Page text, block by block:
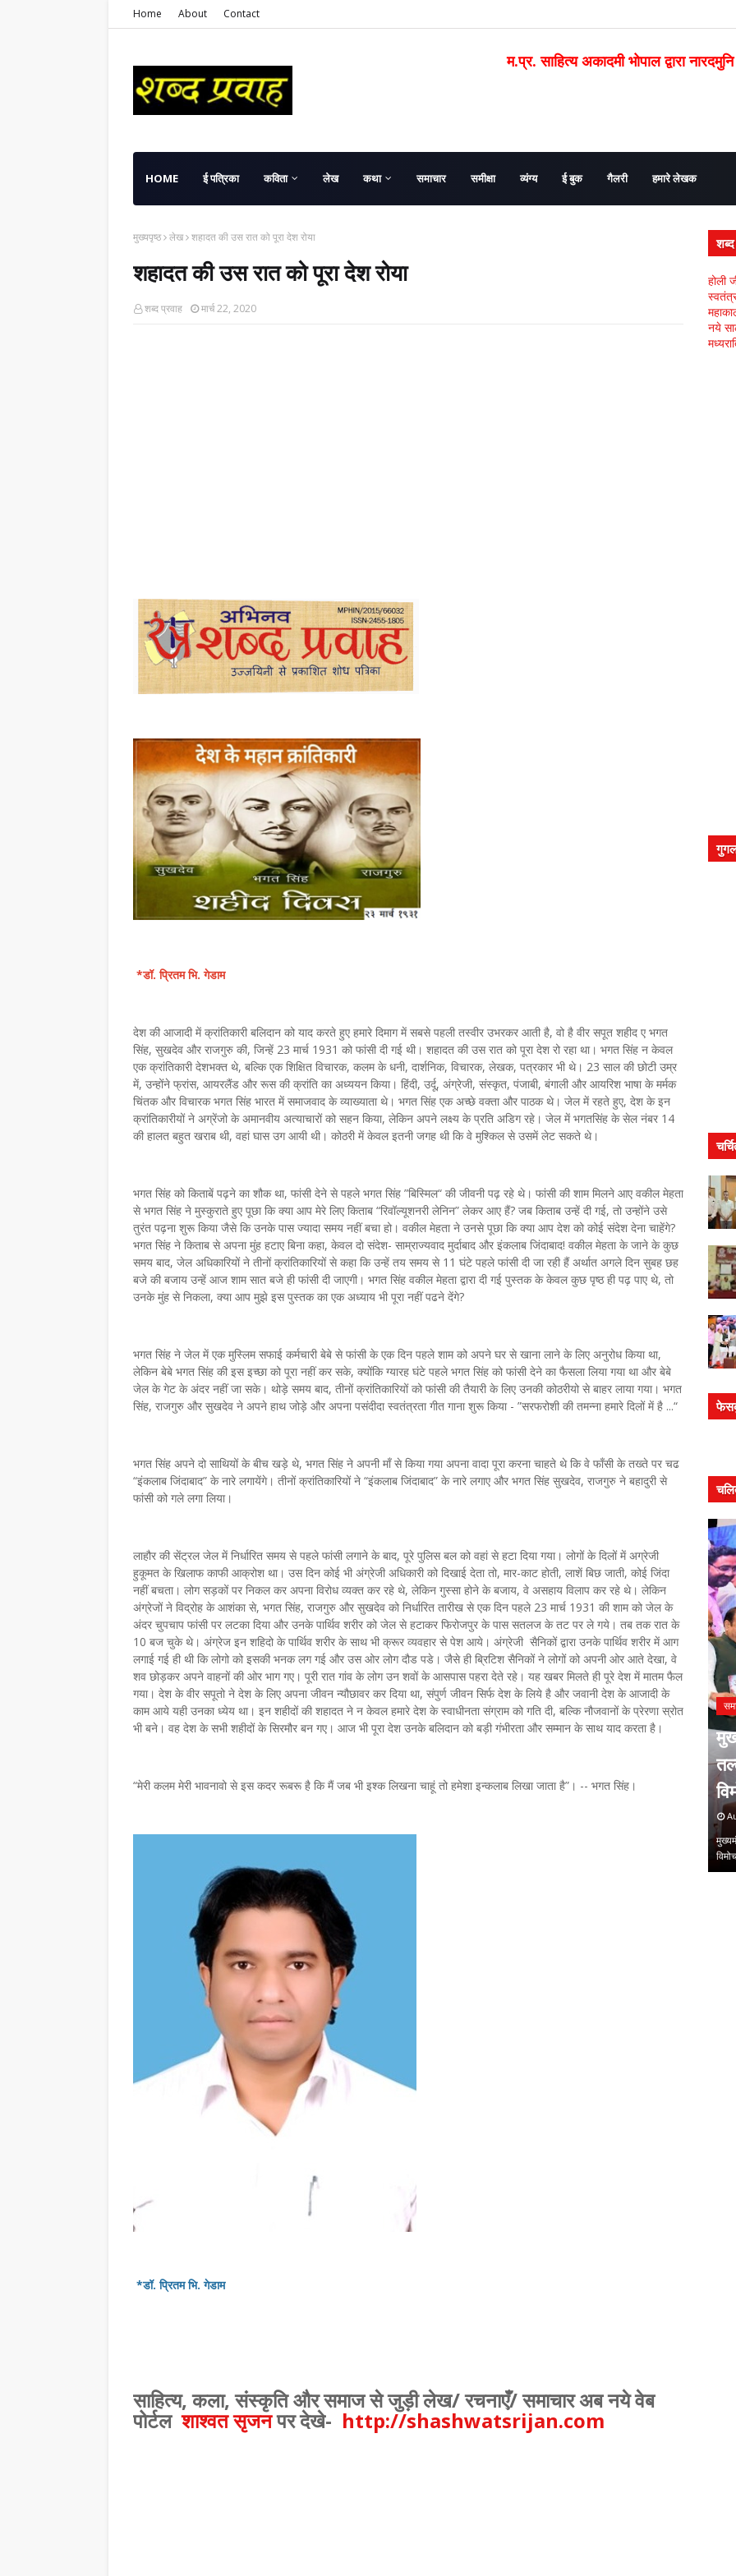
Home About Contact
म.प्र. साहित्य अकादमी भोपाल द्वारा
HOME ई पत्रिका कविता लेख कथा समाचार समीक्षा व्यंग्य ई बुक गैलरी हमारे लेखक
मुख्यपृष्ठ लेख शहादत की उस रात को पूरा देश रोया
शहादत की उस रात को पूरा देश रोया
शब्द प्रवाह मार्च 22, 2020
*डॉ. प्रितम भि. गेडाम
देश की आजादी में क्रांतिकारी बलिदान को याद करते हुए हमारे दिमाग में सबसे पहली तस्वीर उभरकर आती है, वो है वीर सपूत शहीद ए भगत
सिंह, सुखदेव और राजगुरु की, जिन्हें 23 मार्च 1931 को फांसी दी गई थी। शहादत की उस रात को पूरा देश रो रहा था। भगत सिंह न केवल
एक क्रांतिकारी देशभक्त थे, बल्कि एक शिक्षित विचारक, कलम के धनी, दार्शनिक, विचारक, लेखक, पत्रकार भी थे। 23 साल की छोटी उम्र
में, उन्होंने फ्रांस, आयरलैंड और रूस की क्रांति का अध्ययन किया। हिंदी, उर्दू, अंग्रेजी, संस्कृत, पंजाबी, बंगाली और आयरिश भाषा के मर्मक
चिंतक और विचारक भगत सिंह भारत में समाजवाद के व्याख्याता थे। भगत सिंह एक अच्छे वक्ता और पाठक थे। जेल में रहते हुए, देश के इन
क्रांतिकारीयों ने अग्रेंजो के अमानवीय अत्याचारों को सहन किया, लेकिन अपने लक्ष्य के प्रति अडिग रहे। जेल में भगतसिंह के सेल नंबर 14
की हालत बहुत खराब थी, वहां घास उग आयी थी। कोठरी में केवल इतनी जगह थी कि वे मुश्किल से उसमें लेट सकते थे।
भगत सिंह को किताबें पढ़ने का शौक था, फांसी देने से पहले भगत सिंह ”बिस्मिल“ की जीवनी पढ़ रहे थे। फांसी की शाम मिलने आए वकील मेहता
से भगत सिंह ने मुस्कुराते हुए पूछा कि क्या आप मेरे लिए किताब “रिवॉल्यूशनरी लेनिन” लेकर आए हैं? जब किताब उन्हें दी गई, तो उन्होंने उसे
तुरंत पढ़ना शुरू किया जैसे कि उनके पास ज्यादा समय नहीं बचा हो। वकील मेहता ने उनसे पूछा कि क्या आप देश को कोई संदेश देना चाहेंगे?
भगत सिंह ने किताब से अपना मुंह हटाए बिना कहा, केवल दो संदेश- साम्राज्यवाद मुर्दाबाद और इंकलाब जिंदाबाद! वकील मेहता के जाने के कुछ
समय बाद, जेल अधिकारियों ने तीनों क्रांतिकारियों से कहा कि उन्हें तय समय से 11 घंटे पहले फांसी दी जा रही हैं अर्थात अगले दिन सुबह छह
बजे की बजाय उन्हें आज शाम सात बजे ही फांसी दी जाएगी। भगत सिंह वकील मेहता द्वारा दी गई पुस्तक के केवल कुछ पृष्ठ ही पढ़ पाए थे, तो
उनके मुंह से निकला, क्या आप मुझे इस पुस्तक का एक अध्याय भी पूरा नहीं पढने देंगे?
भगत सिंह ने जेल में एक मुस्लिम सफाई कर्मचारी बेबे से फांसी के एक दिन पहले शाम को अपने घर से खाना लाने के लिए अनुरोध किया था,
लेकिन बेबे भगत सिंह की इस इच्छा को पूरा नहीं कर सके, क्योंकि ग्यारह घंटे पहले भगत सिंह को फांसी देने का फैसला लिया गया था और बेबे
जेल के गेट के अंदर नहीं जा सके। थोड़े समय बाद, तीनों क्रांतिकारियों को फांसी की तैयारी के लिए उनकी कोठरीयो से बाहर लाया गया। भगत
सिंह, राजगुरु और सुखदेव ने अपने हाथ जोड़े और अपना पसंदीदा स्वतंत्रता गीत गाना शुरू किया - ”सरफरोशी की तमन्ना हमारे दिलों में है ...“
भगत सिंह अपने दो साथियों के बीच खड़े थे, भगत सिंह ने अपनी माँ से किया गया अपना वादा पूरा करना चाहते थे कि वे फाँसी के तख्ते पर चढ
“इंकलाब जिंदाबाद” के नारे लगायेंगे। तीनों क्रांतिकारियों ने “इंकलाब जिंदाबाद” के नारे लगाए और भगत सिंह सुखदेव, राजगुरु ने बहादुरी से
फांसी को गले लगा लिया।
लाहौर की सेंट्रल जेल में निर्धारित समय से पहले फांसी लगाने के बाद, पूरे पुलिस बल को वहां से हटा दिया गया। लोगों के दिलों में अग्रेजी
हुकूमत के खिलाफ काफी आक्रोश था। उस दिन कोई भी अंग्रेजी अधिकारी को दिखाई देता तो, मार-काट होती, लाशें बिछ जाती, कोई जिंदा
नहीं बचता। लोग सड़कों पर निकल कर अपना विरोध व्यक्त कर रहे थे, लेकिन गुस्सा होने के बजाय, वे असहाय विलाप कर रहे थे। लेकिन
अंग्रेजों ने विद्रोह के आशंका से, भगत सिंह, राजगुरु और सुखदेव को निर्धारित तारीख से एक दिन पहले 23 मार्च 1931 की शाम को जेल के
अंदर चुपचाप फांसी पर लटका दिया और उनके पार्थिव शरीर को जेल से हटाकर फिरोजपुर के पास सतलज के तट पर ले गये। तब तक रात के
10 बज चुके थे। अंग्रेज इन शहिदो के पार्थिव शरीर के साथ भी क्रूर व्यवहार से पेश आये। अंग्रेजी सैनिकों द्वारा उनके पार्थिव शरीर में आग
लगाई गई ही थी कि लोगो को इसकी भनक लग गई और उस ओर लोग दौड पडे। जैसे ही ब्रिटिश सैनिकों ने लोगों को अपनी ओर आते देखा, वे
शव छोड़कर अपने वाहनों की ओर भाग गए। पूरी रात गांव के लोग उन शवों के आसपास पहरा देते रहे। यह खबर मिलते ही पूरे देश में मातम फैल
गया। देश के वीर सपूतो ने देश के लिए अपना जीवन न्यौछावर कर दिया था, संपुर्ण जीवन सिर्फ देश के लिये है और जवानी देश के आजादी के
काम आये यही उनका ध्येय था। इन शहीदों की शहादत ने न केवल हमारे देश के स्वाधीनता संग्राम को गति दी, बल्कि नौजवानों के प्रेरणा स्रोत
भी बने। वह देश के सभी शहीदों के सिरमौर बन गए। आज भी पूरा देश उनके बलिदान को बड़ी गंभीरता और सम्मान के साथ याद करता है।
“मेरी कलम मेरी भावनावो से इस कदर रूबरू है कि मैं जब भी इश्क लिखना चाहूं तो हमेशा इन्कलाब लिखा जाता है”। -- भगत सिंह।
*डॉ. प्रितम भि. गेडाम
साहित्य,कला,संस्कृति और समाज से जुड़ी लेख/ रचनाएँ/ समाचार अब नये वेब
पोर्टल शाश्वत सृजनपर देखे- http://shashwatsrijan.com
होली
नये
पंत दादा- हिंदी
समाचार
आकाशवाणी उज्जैन से पावस और
प्रसारण 7 अगस्त को
समाचार
शिखर सम्मान